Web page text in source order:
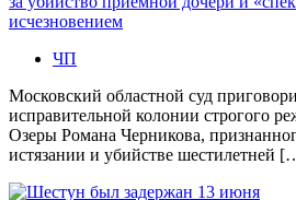
исчезновением
ЧП
Московский областной суд
исправительной колонии строгого
Озеры Романа Черникова,
истязании и убийстве шестилетней